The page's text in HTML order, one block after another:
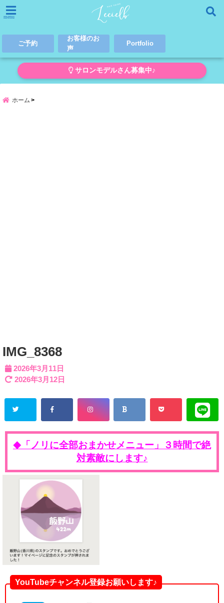
menu
ご予約
お客様のお
声
Portfolio
サロンモデルさん募集中♪
ホーム
IMG_8368
2026年3月11日
2026年3月12日
◆
「ノリに全部おまかせメニュー」３時間で絶
対素敵にします♪
YouTubeチャンネル登録お願いします♪